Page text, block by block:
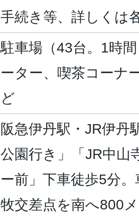
手続き等、詳しくは
駐車場（43台。1時
ーター、喫茶コーナ
ど
阪急伊丹駅・JR伊丹
公園行き」「JR中山
ー前」下車徒歩5分
牧交差点を南へ800